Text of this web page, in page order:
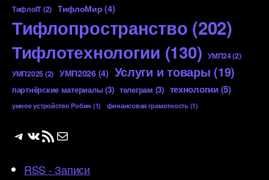
ТифлоIT(2) ТифлоМир (4)
Тифлопространство (202)
Тифлотехнологии (130) УМП24(2)
УМП2025(2) УМП2026(4) Услуги и товары (19)
партнёрские материалы(3) телеграм (3) технологии(5)
умное устройство Робин (1) финансовая грамотность(1)
Telegram
ВКонтакте
RSS-лентаПочта
RSS - Записи